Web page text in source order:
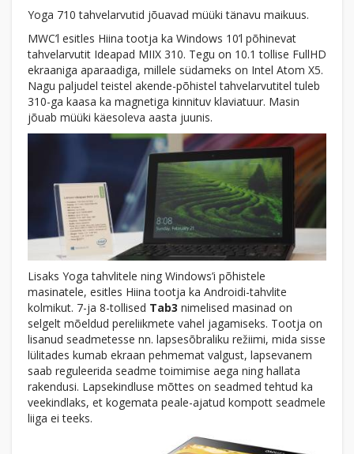
Yoga 710 tahvelarvutid jõuavad müüki tänavu maikuus.
MWC’l esitles Hiina tootja ka Windows 10’l põhinevat
tahvelarvutit Ideapad MIIX 310. Tegu on 10.1 tollise FullHD
ekraaniga aparaadiga, millele südameks on Intel Atom X5.
Nagu paljudel teistel akende-põhistel tahvelarvutitel tuleb
310-ga kaasa ka magnetiga kinnituv klaviatuur. Masin
jõuab müüki käesoleva aasta juunis.
Lisaks Yoga tahvlitele ning Windows’i põhistele
masinatele, esitles Hiina tootja ka Androidi-tahvlite
kolmikut. 7-ja 8-tollised Tab3 nimelised masinad on
selgelt mõeldud pereliikmete vahel jagamiseks. Tootja on
lisanud seadmetesse nn. lapsesõbraliku režiimi, mida sisse
lülitades kumab ekraan pehmemat valgust, lapsevanem
saab reguleerida seadme toimimise aega ning hallata
rakendusi. Lapsekindluse mõttes on seadmed tehtud ka
veekindlaks, et kogemata peale-ajatud kompott seadmele
liiga ei teeks.